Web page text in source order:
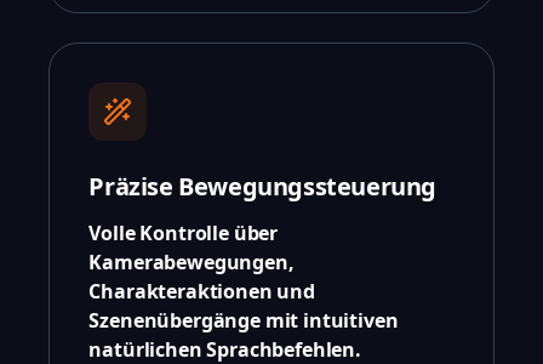
Präzise Bewegungssteuerung
Volle Kontrolle über
Kamerabewegungen,
Charakteraktionen und
Szenenübergänge mit intuitiven
natürlichen Sprachbefehlen.